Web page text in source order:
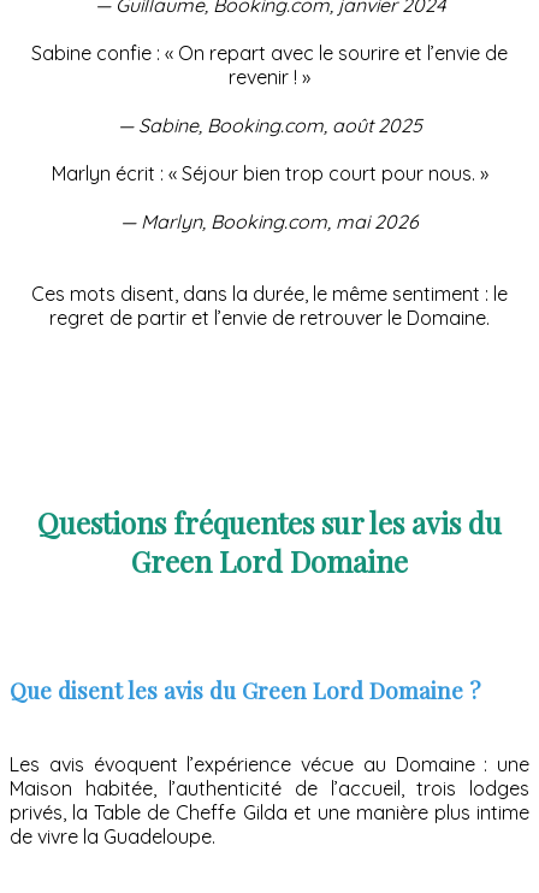
— Guillaume, Booking.com, janvier 2024
Sabine confie : « On repart avec le sourire et l’envie de
revenir ! »
— Sabine, Booking.com, août 2025
Marlyn écrit : « Séjour bien trop court pour nous. »
— Marlyn, Booking.com, mai 2026
Ces mots disent, dans la durée, le même sentiment : le
regret de partir et l’envie de retrouver le Domaine.
Questions fréquentes sur les avis du
Green Lord Domaine
Que disent les avis du Green Lord Domaine ?
Les avis évoquent l’expérience vécue au Domaine : une
Maison habitée, l’authenticité de l’accueil, trois lodges
privés, la Table de Cheffe Gilda et une manière plus intime
de vivre la Guadeloupe.